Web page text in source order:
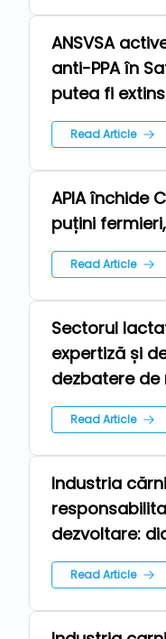
Farm
ANSVSA
anti-PPA în
putea fi
cu Ungaria
Read Article
Farm
APIA închide
puțini
Read Article
Farm
Sectorul
expertiză și
dezbatere de
2026
Read Article
Farm
Industria
dezvoltare:
Meat.Milk.
Read Article